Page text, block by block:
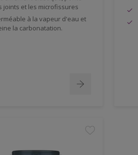
joints et les microfissures
à la vapeur d'eau et
la carbonatation.